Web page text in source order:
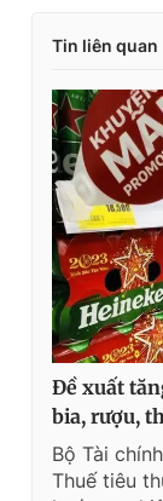
Tin liên quan
Đề xuất
bia, rượu,
Bộ Tài
Thuế tiêu